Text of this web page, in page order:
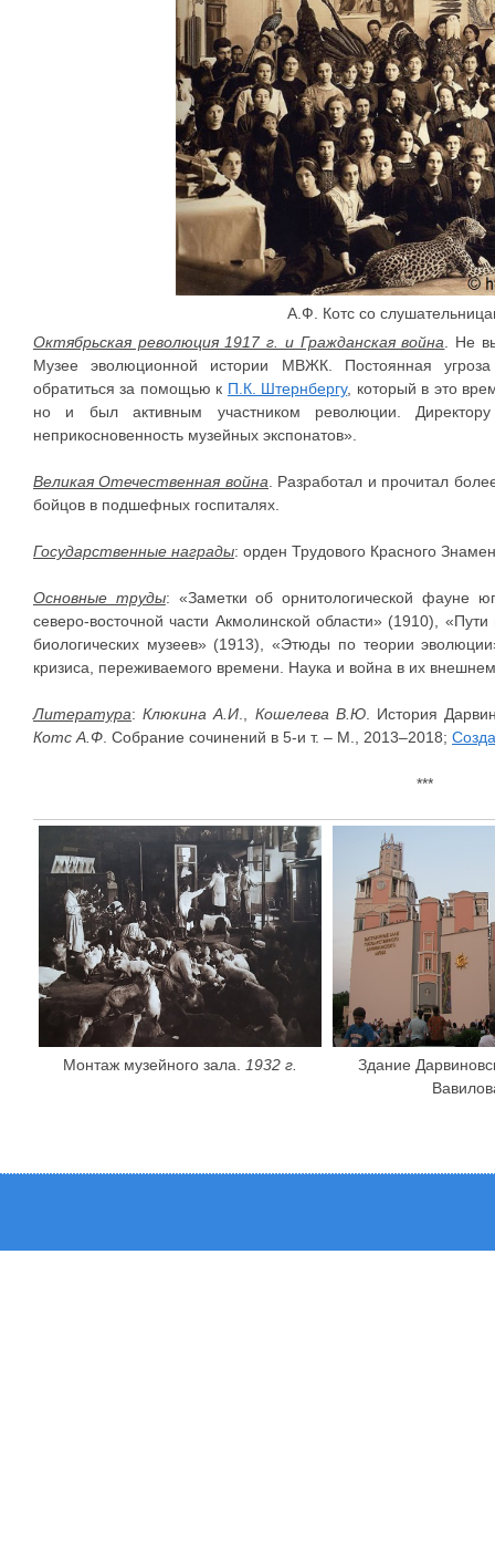
А.Ф. Котс со
Октябрьская революция 1917 г. и Гражданская война . Не
Музее эволюционной истории МВЖК. Постоянная
обратиться за помощью к П.К. Штернбергу, который в это
но и был активным участником революции.
неприкосновенность музейных экспонатов».
Великая Отечественная война . Разработал и прочитал
бойцов в подшефных госпиталях.
Государственные награды: орден Трудового Красного
Основные труды: «Заметки об орнитологической фауне
северо-восточной части Акмолинской области» (1910),
биологических музеев» (1913), «Этюды по теории
кризиса, переживаемого времени. Наука и война в их
Литература:Клюкина А.И Кошелева В.Ю. История
Котс А.Ф . Собрание сочинений в 5-и т. – М., 2013–2018;
***
Монтаж музейного зала. 1932 г.
Здание